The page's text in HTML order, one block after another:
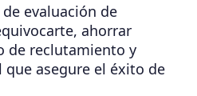
evaluación de
ahorrar
de reclutamiento y
asegure el éxito de